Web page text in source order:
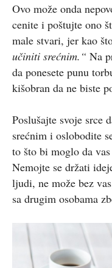
Ovo može onda
cenite i poštujte ono
male stvari, jer kao
učiniti srećnim.“ Na
da ponesete punu
kišobran da ne biste
Poslušajte svoje srce
srećnim i oslobodite
to što bi moglo da
Nemojte se držati
ljudi, ne može bez
sa drugim osobama